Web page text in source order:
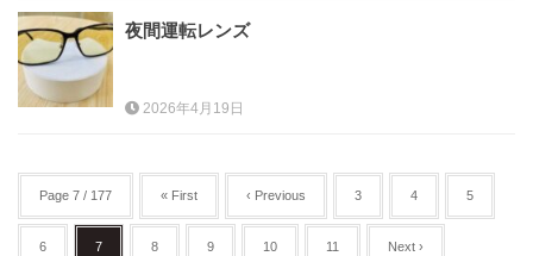
夜間運転レンズ
2026年4月19日
Page 7 / 177 « First ‹ Previous 3 4 5
6 7 8 9 10 11 Next ›